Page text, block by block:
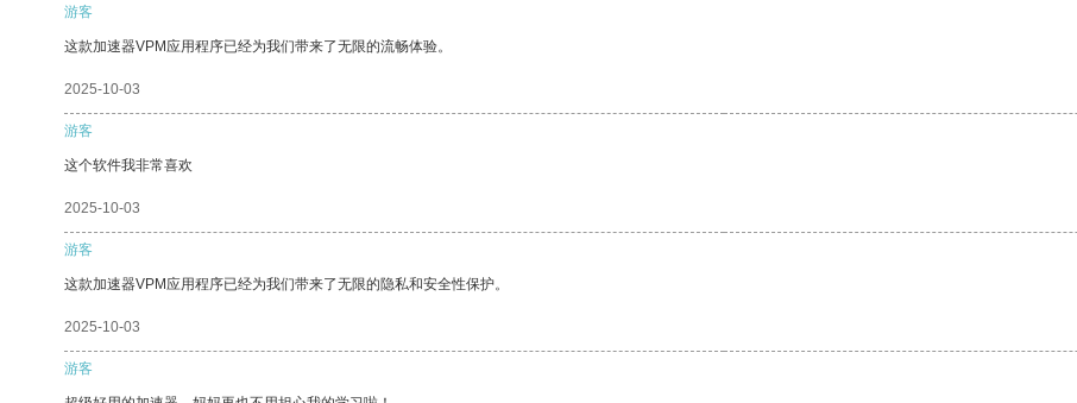
游客
这款加速器VPM应用程序已经为我们带来了无限的流畅体验。
2025-10-03
游客
这个软件我非常喜欢
2025-10-03
游客
这款加速器VPM应用程序已经为我们带来了无限的隐私和安全性保护。
2025-10-03
游客